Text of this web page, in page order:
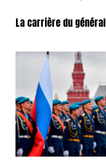
La carrière du général